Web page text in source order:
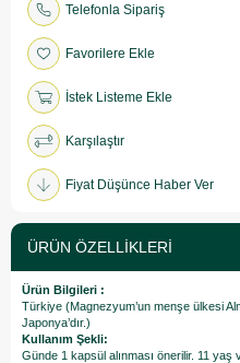
Telefonla Sipariş
Favorilere Ekle
İstek Listeme Ekle
Karşılaştır
Fiyat Düşünce Haber Ver
ÜRÜN ÖZELLIKLERI
Ürün Bilgileri :
Türkiye (Magnezyum’un menşe ülkesi
Japonya’dır.)
Kullanım Şekli:
Günde 1 kapsül alınması önerilir. 11 yaş